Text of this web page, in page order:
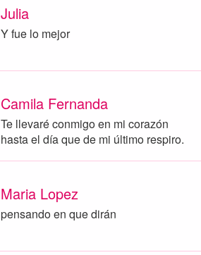
Julia
Y fue lo mejor
Camila Fernanda
Te llevaré conmigo en mi corazón
hasta el día que de mi último respiro.
Maria Lopez
pensando en que dirán